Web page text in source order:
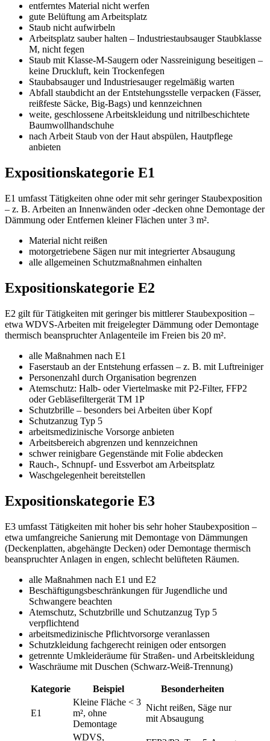
entferntes Material nicht werfen
gute Belüftung am Arbeitsplatz
Staub nicht aufwirbeln
Arbeitsplatz sauber halten – Industriestaubsauger Staubklasse
M, nicht fegen
Staub mit Klasse-M-Saugern oder Nassreinigung beseitigen –
keine Druckluft, kein Trockenfegen
Staubabsauger und Industriesauger regelmäßig warten
Abfall staubdicht an der Entstehungsstelle verpacken (Fässer,
reißfeste Säcke, Big-Bags) und kennzeichnen
weite, geschlossene Arbeitskleidung und nitrilbeschichtete
Baumwollhandschuhe
nach Arbeit Staub von der Haut abspülen, Hautpflege
anbieten
Expositionskategorie E1
E1 umfasst Tätigkeiten ohne oder mit sehr geringer Staubexposition
– z. B. Arbeiten an Innenwänden oder -decken ohne Demontage der
Dämmung oder Entfernen kleiner Flächen unter 3 m².
Material nicht reißen
motorgetriebene Sägen nur mit integrierter Absaugung
alle allgemeinen Schutzmaßnahmen einhalten
Expositionskategorie E2
E2 gilt für Tätigkeiten mit geringer bis mittlerer Staubexposition –
etwa WDVS-Arbeiten mit freigelegter Dämmung oder Demontage
thermisch beanspruchter Anlagenteile im Freien bis 20 m².
alle Maßnahmen nach E1
Faserstaub an der Entstehung erfassen – z. B. mit Luftreiniger
Personenzahl durch Organisation begrenzen
Atemschutz: Halb- oder Viertelmaske mit P2-Filter, FFP2
oder Gebläsefiltergerät TM 1P
Schutzbrille – besonders bei Arbeiten über Kopf
Schutzanzug Typ 5
arbeitsmedizinische Vorsorge anbieten
Arbeitsbereich abgrenzen und kennzeichnen
schwer reinigbare Gegenstände mit Folie abdecken
Rauch-, Schnupf- und Essverbot am Arbeitsplatz
Waschgelegenheit bereitstellen
Expositionskategorie E3
E3 umfasst Tätigkeiten mit hoher bis sehr hoher Staubexposition –
etwa umfangreiche Sanierung mit Demontage von Dämmungen
(Deckenplatten, abgehängte Decken) oder Demontage thermisch
beanspruchter Anlagen in engen, schlecht belüfteten Räumen.
alle Maßnahmen nach E1 und E2
Beschäftigungsbeschränkungen für Jugendliche und
Schwangere beachten
Atemschutz, Schutzbrille und Schutzanzug Typ 5
verpflichtend
arbeitsmedizinische Pflichtvorsorge veranlassen
Schutzkleidung fachgerecht reinigen oder entsorgen
getrennte Umkleideräume für Straßen- und Arbeitskleidung
Waschräume mit Duschen (Schwarz-Weiß-Trennung)
Kategorie Beispiel Besonderheiten
E1
Kleine Fläche < 3
m², ohne
Demontage
Nicht reißen, Säge nur
mit Absaugung
WDVS,